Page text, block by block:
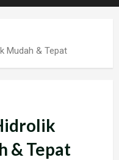
Mudah & Tepat
& Tepat